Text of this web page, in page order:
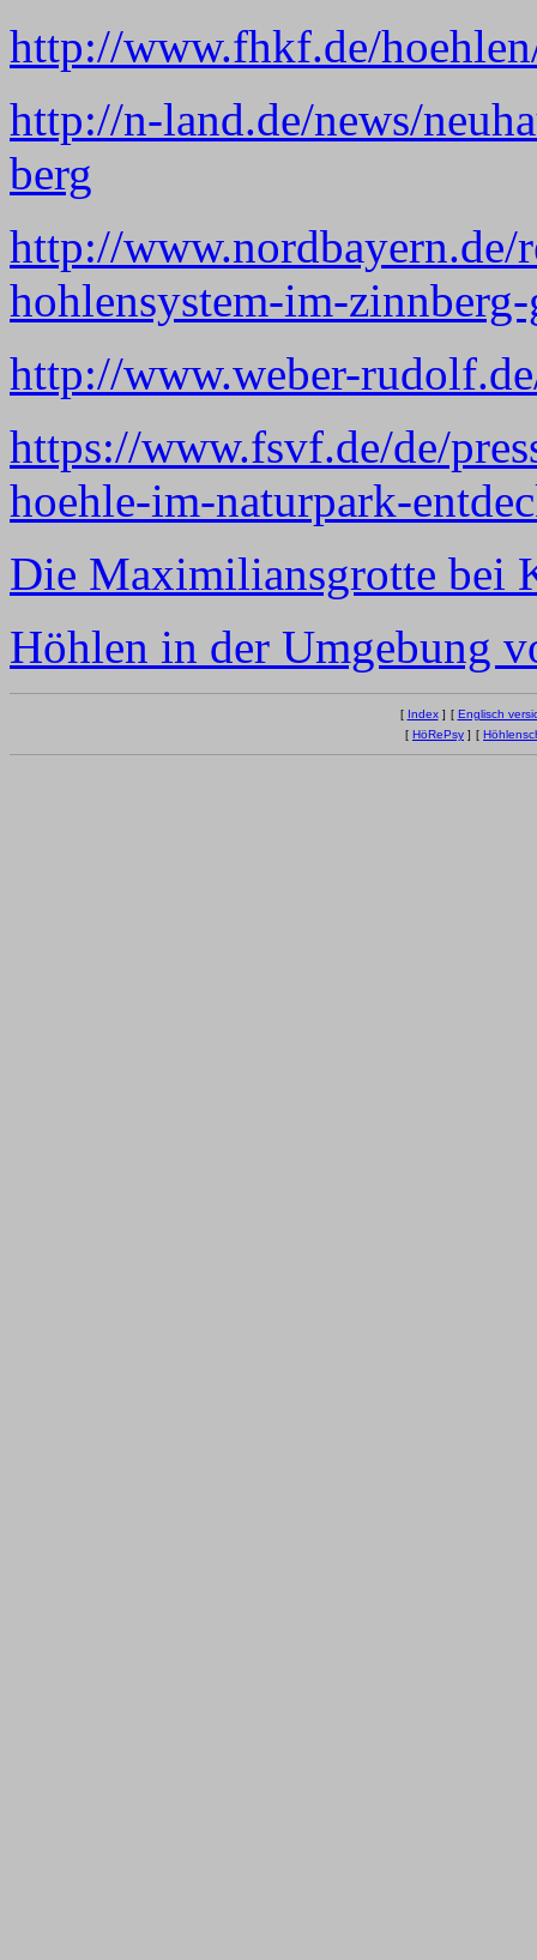
http://www.fhkf.de/
http://n-land.de/news/
berg
http://www.nordbayern.de/
hohlensystem-im-
http://www.weber-
https://www.fsvf.de/de/
hoehle-im-naturpark-
Die Maximiliansgrotte bei
Höhlen in der Umgebung
[ Index] [ Englisch
[ HöRePsy ] [